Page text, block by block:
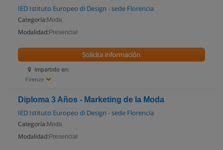
IED Istituto Europeo di Design - sede Florencia
Categoría: Moda
Modalidad: Presencial
Impartido en:
Firenze
Solicita información
Diploma 3 Años - Marketing de la Moda
IED Istituto Europeo di Design - sede Florencia
Categoría: Moda
Modalidad: Presencial